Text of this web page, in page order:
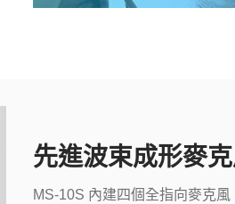
先進波束成形麥
MS-10S 內建四個全指向麥克